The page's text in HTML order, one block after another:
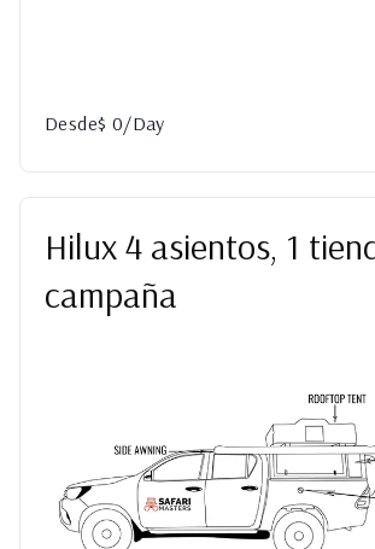
Desde$ 0/Day
Hilux 4 asientos, 1
campaña